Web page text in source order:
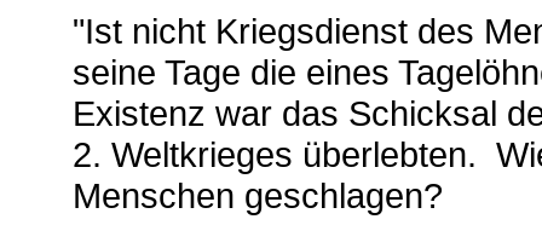
"Ist nicht Kriegsdienst des
seine Tage die eines
Existenz war das Schicksal
2. Weltkrieges überlebten.
Menschen geschlagen?